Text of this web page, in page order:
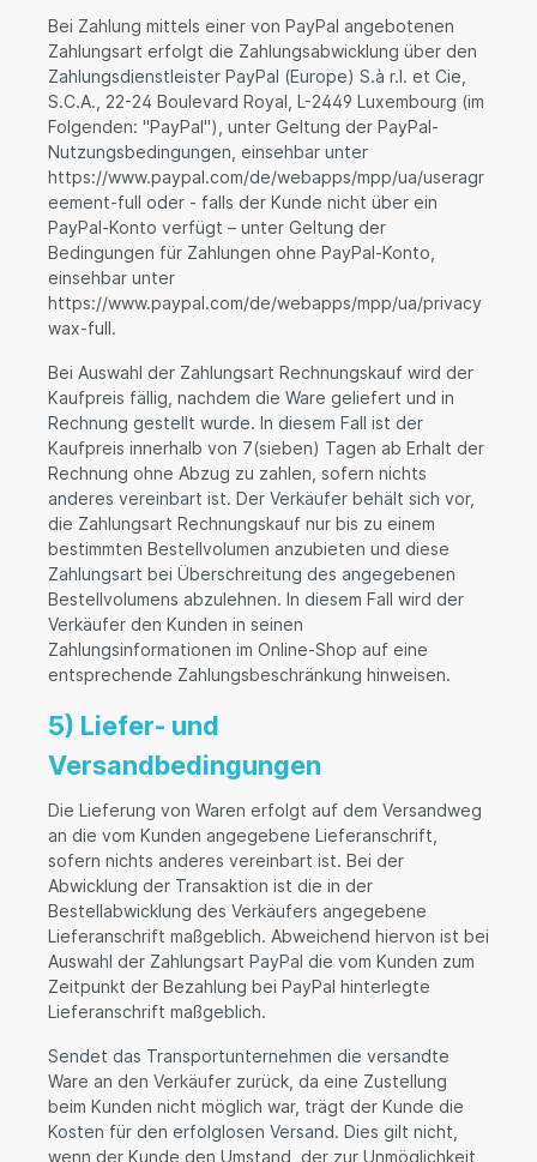
Bei Zahlung mittels einer von PayPal angebotenen
Zahlungsart erfolgt die Zahlungsabwicklung über den
Zahlungsdienstleister PayPal (Europe) S.à r.l. et Cie,
S.C.A., 22-24 Boulevard Royal, L-2449 Luxembourg (im
Folgenden: "PayPal"), unter Geltung der PayPal-
Nutzungsbedingungen, einsehbar unter
https://www.paypal.com/de/webapps/mpp/ua/useragr
eement-full oder - falls der Kunde nicht über ein
PayPal-Konto verfügt – unter Geltung der
Bedingungen für Zahlungen ohne PayPal-Konto,
einsehbar unter
https://www.paypal.com/de/webapps/mpp/ua/privacy
wax-full.
Bei Auswahl der Zahlungsart Rechnungskauf wird der
Kaufpreis fällig, nachdem die Ware geliefert und in
Rechnung gestellt wurde. In diesem Fall ist der
Kaufpreis innerhalb von 7(sieben) Tagen ab Erhalt der
Rechnung ohne Abzug zu zahlen, sofern nichts
anderes vereinbart ist. Der Verkäufer behält sich vor,
die Zahlungsart Rechnungskauf nur bis zu einem
bestimmten Bestellvolumen anzubieten und diese
Zahlungsart bei Überschreitung des angegebenen
Bestellvolumens abzulehnen. In diesem Fall wird der
Verkäufer den Kunden in seinen
Zahlungsinformationen im Online-Shop auf eine
entsprechende Zahlungsbeschränkung hinweisen.
5) Liefer- und
Versandbedingungen
Die Lieferung von Waren erfolgt auf dem Versandweg
an die vom Kunden angegebene Lieferanschrift,
sofern nichts anderes vereinbart ist. Bei der
Abwicklung der Transaktion ist die in der
Bestellabwicklung des Verkäufers angegebene
Lieferanschrift maßgeblich. Abweichend hiervon ist bei
Auswahl der Zahlungsart PayPal die vom Kunden zum
Zeitpunkt der Bezahlung bei PayPal hinterlegte
Lieferanschrift maßgeblich.
Sendet das Transportunternehmen die versandte
Ware an den Verkäufer zurück, da eine Zustellung
beim Kunden nicht möglich war, trägt der Kunde die
Kosten für den erfolglosen Versand. Dies gilt nicht,
wenn der Kunde den Umstand, der zur Unmöglichkeit